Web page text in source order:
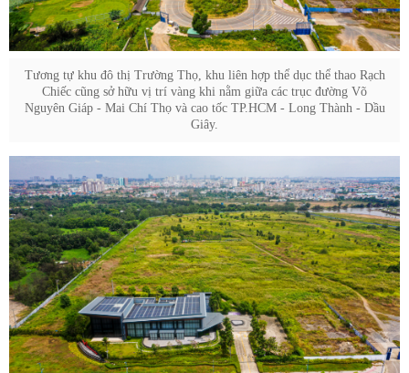
Tương tự khu đô thị Trường Thọ, khu liên hợp thể dục thể thao Rạch
Chiếc cũng sở hữu vị trí vàng khi nằm giữa các trục đường Võ
Nguyên Giáp - Mai Chí Thọ và cao tốc TP.HCM - Long Thành - Dầu
Giây.